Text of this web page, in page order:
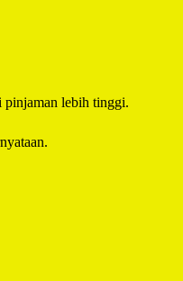
pinjaman lebih tinggi.